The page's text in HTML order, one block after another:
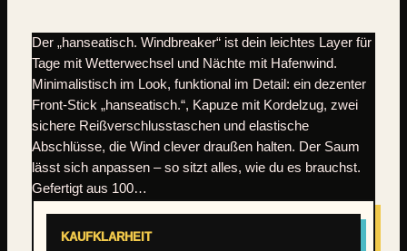
Der „hanseatisch. Windbreaker“ ist dein leichtes Layer für
Tage mit Wetterwechsel und Nächte mit Hafenwind.
Minimalistisch im Look, funktional im Detail: ein dezenter
Front-Stick „hanseatisch.“, Kapuze mit Kordelzug, zwei
sichere Reißverschlusstaschen und elastische
Abschlüsse, die Wind clever draußen halten. Der Saum
lässt sich anpassen – so sitzt alles, wie du es brauchst.
Gefertigt aus 100…
KAUFKLARHEIT